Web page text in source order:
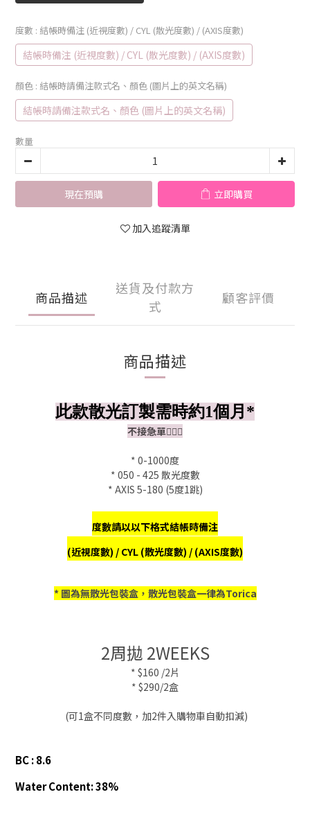
度數 : 結帳時備注 (近視度數) / CYL (散光度數) / (AXIS度數)
結帳時備注 (近視度數) / CYL (散光度數) / (AXIS度數)
顏色 : 結帳時請備注款式名、顏色 (圖片上的英文名稱)
結帳時請備注款式名、顏色 (圖片上的英文名稱)
數量
現在預購 立即購買
加入追蹤清單
商品描述
送貨及付款方
式
顧客評價
商品描述
此款散光訂製需時約1個月*
不接急單🙇🏻‍♀️
* 0-1000度
* 050 - 425 散光度數
* AXIS 5-180 (5度1跳)
度數請以以下格式結帳時備注
(近視度數) / CYL (散光度數) / (AXIS度數)
* 圖為無散光包裝盒，散光包裝盒一律為Torica
2周拋 2WEEKS
* $160 /2片
* $290/2盒
(可1盒不同度數，加2件入購物車自動扣減)
BC : 8.6
Water Content: 38%